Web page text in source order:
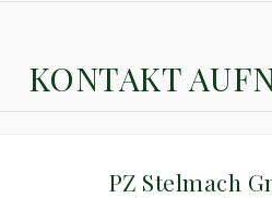
KONTAKT
PZ Stelmach